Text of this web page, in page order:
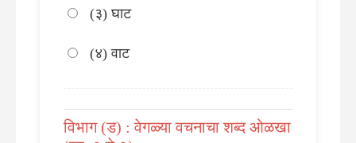
(३) घाट
(४) वाट
विभाग (ड) : वेगळ्या वचनाचा शब्द ओळखा